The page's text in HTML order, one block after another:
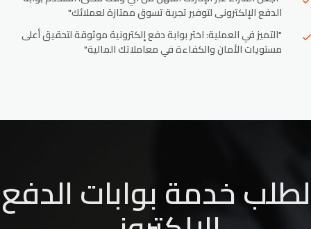
الدفع الإلكترونى لتوفير تجربة تسوق ممتازة لعملائك"
"التميز في العملية: اختر بوابة دفع إلكترونية موثوقة لتحقيق أعلى
مستويات الأمان والكفاءة في معاملاتك المالية"
لطلب خدمة بوابات الدفع